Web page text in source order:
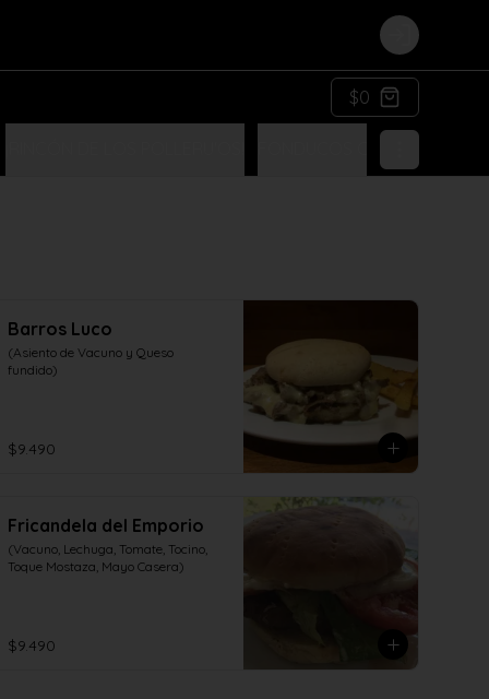
Login
$0
Barros Luco
(Asiento de Vacuno y Queso
fundido)
$9.490
Fricandela del Emporio
(Vacuno, Lechuga, Tomate, Tocino,
Toque Mostaza, Mayo Casera)
$9.490